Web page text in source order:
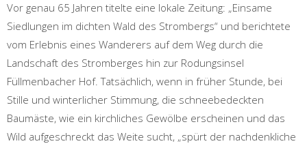
Vor genau 65 Jahren titelte eine lokale Zeitung: „Einsame
Siedlungen im dichten Wald des Strombergs“ und berichtete
vom Erlebnis eines Wanderers auf dem Weg durch die
Landschaft des Stromberges hin zur Rodungsinsel
Füllmenbacher Hof. Tatsächlich, wenn in früher Stunde, bei
Stille und winterlicher Stimmung, die schneebedeckten
Baumäste, wie ein kirchliches Gewölbe erscheinen und das
Wild aufgeschreckt das Weite sucht, „spürt der nachdenkliche